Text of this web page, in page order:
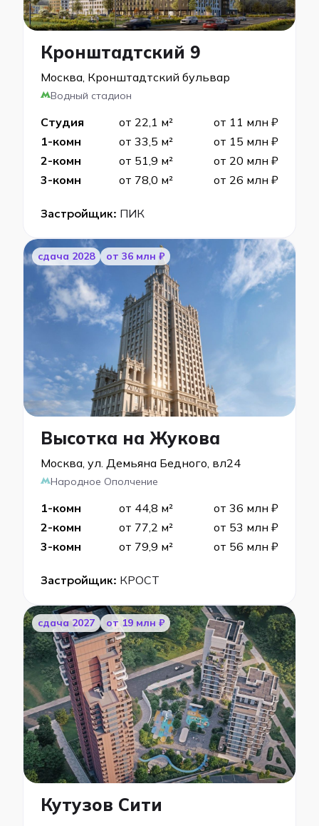
Кронштадтский 9
Москва, Кронштадтский бульвар
Водный стадион
Студия от 22,1 м²
от 11 млн ₽
1-комн
от 33,5 м²
от 15 млн ₽
2-комн
от 51,9 м²
от 20 млн ₽
3-комн
от 78,0 м² от 26 млн ₽
Застройщик: ПИК
cдача 2028 от 36 млн ₽
Высотка на Жукова
Москва, ул. Демьяна Бедного, вл24
Народное Ополчение
1-комн от 44,8 м²
от 36 млн ₽
2-комн
от 77,2 м²
от 53 млн ₽
3-комн
от 79,9 м² от 56 млн ₽
Застройщик: КРОСТ
cдача 2027 от 19 млн ₽
Кутузов Сити